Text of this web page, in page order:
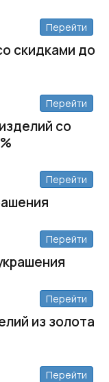
Перейти
скидками до
Перейти
со
Перейти
Перейти
Перейти
из золота
Перейти